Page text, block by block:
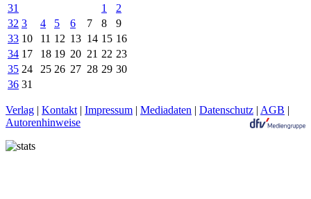
31
1
2
32 3 4 5 6 7 8
9
33 10 11 12 13 14 15 16
34 17 18 19 20 21 22 23
35 24 25 26 27 28 29 30
36 31
Verlag | Kontakt | Impressum | Mediadaten | Datenschutz | AGB |
Autorenhinweise